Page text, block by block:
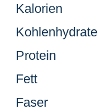
Kalorien
Kohlenhydrate
Protein
Fett
Faser